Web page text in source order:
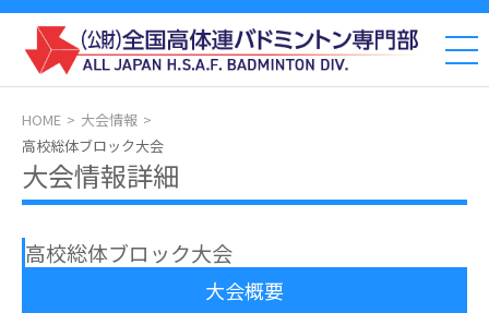
HOME
大会情報
高校総体ブロック大会
大会情報詳細
高校総体ブロック大会
大会概要